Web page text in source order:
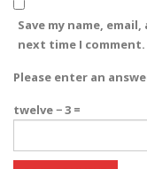
Save my name,
next time I comment.
Please enter an
twelve − 3 =